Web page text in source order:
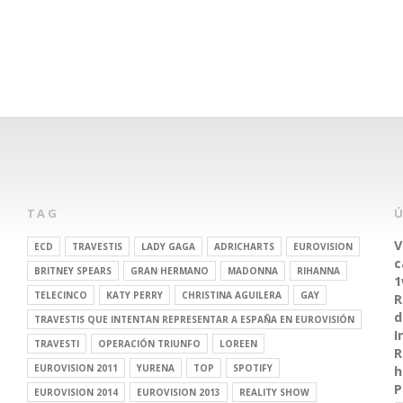
TAG
ECD TRAVESTIS LADY GAGA ADRICHARTS
EUROVISION
BRITNEY SPEARS
GRAN HERMANO MADONNA
RIHANNA
TELECINCO
KATY PERRY CHRISTINA AGUILERA
GAY
TRAVESTIS QUE INTENTAN REPRESENTAR A ESPAÑA EN EUROVISIÓN
TRAVESTI
OPERACIÓN TRIUNFO
LOREEN
EUROVISION 2011
YURENA TOP
SPOTIFY
EUROVISION 2014
EUROVISION 2013 REALITY SHOW